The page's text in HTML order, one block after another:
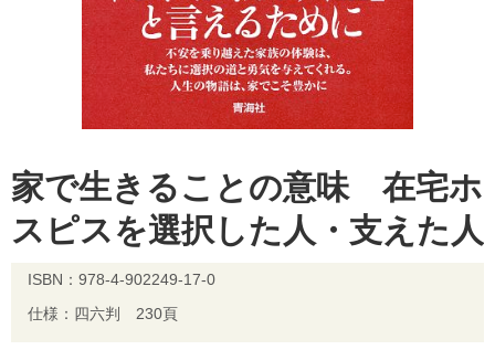
家で生きることの意味 在宅ホ
スピスを選択した人・支えた人
ISBN：978-4-902249-17-0
仕様：四六判 230頁